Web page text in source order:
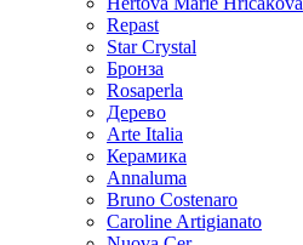
Repast
Star Crystal
Бронза
Rosaperla
Дерево
Arte Italia
Керамика
Annaluma
Bruno Costenaro
Caroline Artigianato